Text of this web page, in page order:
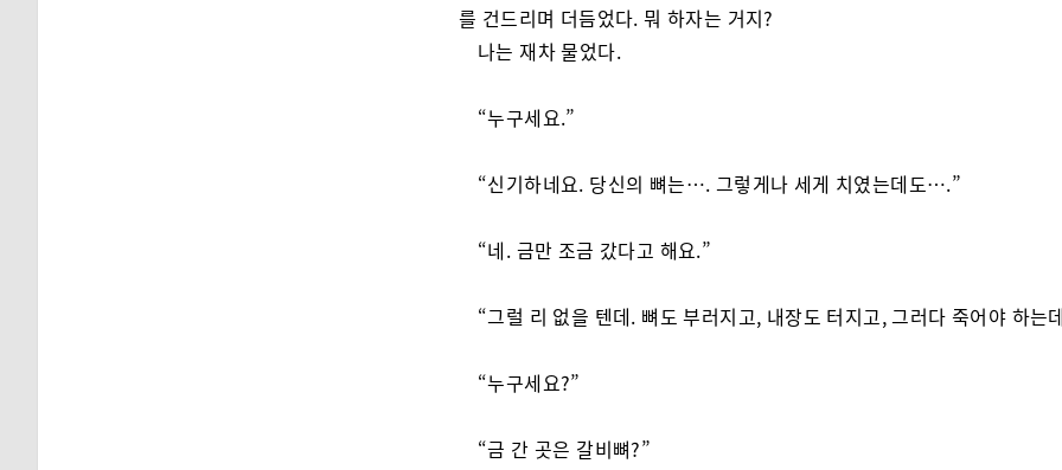
를 건드리며 더듬었다. 뭐 하자는 거지?
나는 재차 물었다.
“누구세요.”
“신기하네요. 당신의 뼈는…. 그렇게나 세게 치였는데도….”
“네. 금만 조금 갔다고 해요.”
“그럴 리 없을 텐데. 뼈도 부러지고, 내장도 터지고, 그러다 죽어야 하는
“누구세요?”
“금 간 곳은 갈비뼈?”